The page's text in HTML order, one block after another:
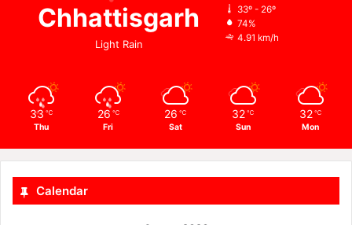
Chhattisgarh
Light Rain
33º - 26º
74%
4.91 km/h
33 ℃
Thu
26 ℃
Fri
26 ℃
Sat
32 ℃
Sun
32 ℃
Mon
Calendar